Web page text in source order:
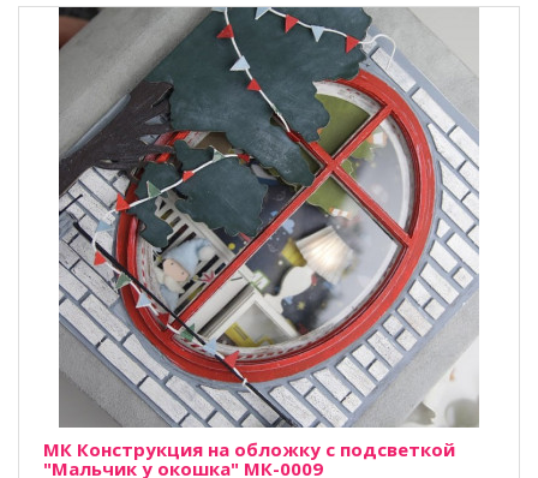
МК Конструкция на обложку с подсветкой
"Мальчик у окошка" МК-0009